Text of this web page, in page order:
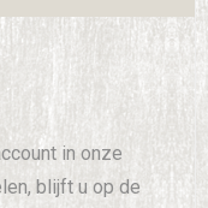
in onze
blijft u op de